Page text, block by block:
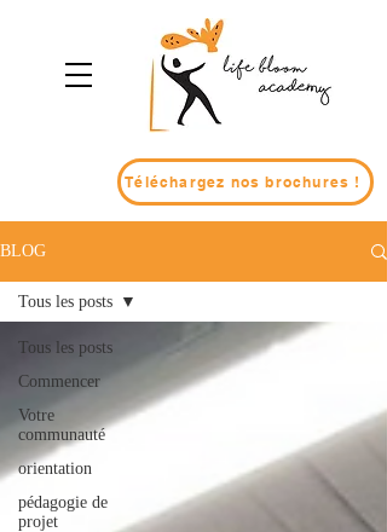
Téléchargez nos brochures !
BLOG
Tous les posts
Commencer
Votre
communauté
orientation
pédagogie de
projet
Tous les posts